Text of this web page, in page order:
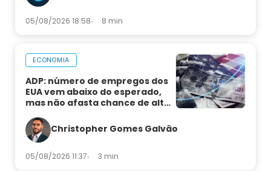
05/08/2026 18:58 8 min
ECONOMIA
ADP: número de empregos dos
EUA vem abaixo do esperado,
mas não afasta chance de alta
Christopher Gomes Galvão
05/08/2026 11:37 3 min